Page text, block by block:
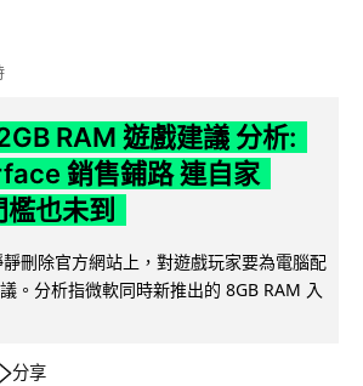
RAM 遊戲建議 分析:
銷售鋪路 連自家
也未到
刪除官方網站上，對遊戲玩家要為電腦配
。分析指微軟同時新推出的 8GB RAM 入
分享